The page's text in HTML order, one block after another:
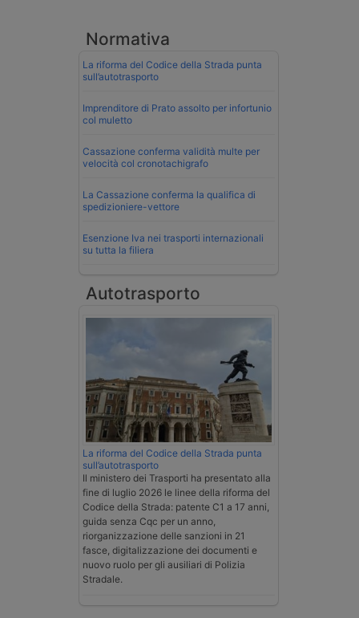
Normativa
La riforma del Codice della Strada punta
sull’autotrasporto
Imprenditore di Prato assolto per infortunio
col muletto
Cassazione conferma validità multe per
velocità col cronotachigrafo
La Cassazione conferma la qualifica di
spedizioniere-vettore
Esenzione Iva nei trasporti internazionali
su tutta la filiera
Autotrasporto
La riforma del Codice della Strada punta
sull’autotrasporto
Il ministero dei Trasporti ha presentato alla
fine di luglio 2026 le linee della riforma del
Codice della Strada: patente C1 a 17 anni,
guida senza Cqc per un anno,
riorganizzazione delle sanzioni in 21
fasce, digitalizzazione dei documenti e
nuovo ruolo per gli ausiliari di Polizia
Stradale.